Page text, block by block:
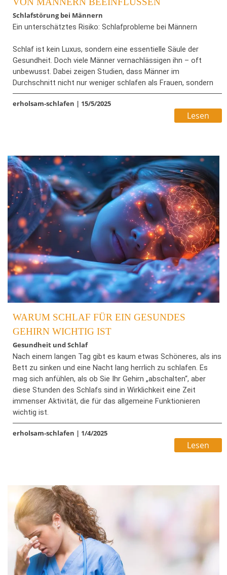
Schlafstörung bei Männern
Ein unterschätztes Risiko: Schlafprobleme bei Männern
Schlaf ist kein Luxus, sondern eine essentielle Säule der
Gesundheit. Doch viele Männer vernachlässigen ihn – oft
unbewusst. Dabei zeigen Studien, dass Männer im
Durchschnitt nicht nur weniger schlafen als Frauen, sondern
auch häufiger unter bestimmten Schlafstörungen leiden. Die
gesundheitlichen Folgen sind gravierend – von erhöhter
erholsam-schlafen | 15/5/2025
Lesen
WARUM SCHLAF FÜR EIN GESUNDES
GEHIRN WICHTIG IST
Gesundheit und Schlaf
Nach einem langen Tag gibt es kaum etwas Schöneres, als ins
Bett zu sinken und eine Nacht lang herrlich zu schlafen. Es
mag sich anfühlen, als ob Sie Ihr Gehirn „abschalten“, aber
diese Stunden des Schlafs sind in Wirklichkeit eine Zeit
immenser Aktivität, die für das allgemeine Funktionieren
wichtig ist.
Guter Schlaf trägt in vielerlei Hinsicht zu einer gesunden
erholsam-schlafen | 1/4/2025
Lesen